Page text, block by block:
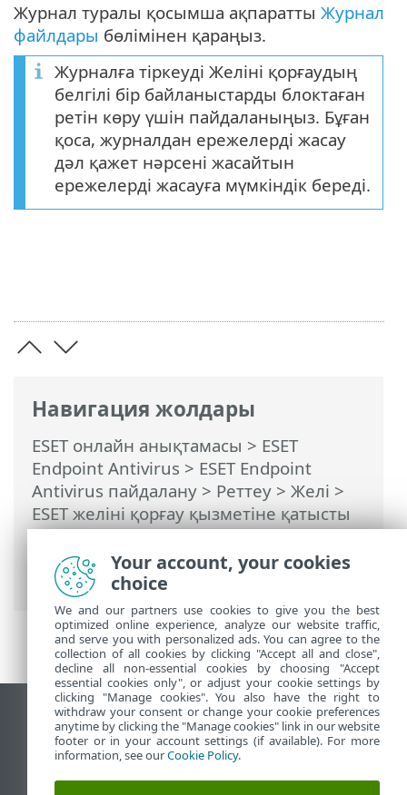
Навигация жолдары
ESET онлайн анықтамасы > ESET
Endpoint Antivirus > ESET Endpoint
Antivirus пайдалану > Реттеу > Желі >
ESET желіні қорғау қызметіне қатысты
мәселелерді шешу> Журнал жүргізу
және журналдар ережелерді немесе
ерекшеліктерді жасау
Журнал туралы қосымша ақпаратты Журнал
файлдары бөлімінен қараңыз.
Журналға тіркеуді Желіні қорғаудың
белгілі бір байланыстарды блоктаған
ретін көру үшін пайдаланыңыз. Бұған
қоса, журналдан ережелерді жасау
дәл қажет нәрсені жасайтын
ережелерді жасауға мүмкіндік береді.
Жұмыс үстеліндегі сайтты қарау
End of Life
ESET білім қоры
ESET форумы
Your account, your cookies
choice
We and our partners use cookies to give you the best
optimized online experience, analyze our website traffic,
and serve you with personalized ads. You can agree to the
collection of all cookies by clicking "Accept all and close",
decline all non-essential cookies by choosing "Accept
essential cookies only", or adjust your cookie settings by
clicking "Manage cookies". You also have the right to
withdraw your consent or change your cookie preferences
anytime by clicking the "Manage cookies" link in our website
footer or in your account settings (if available). For more
information, see ourCookie Policy.